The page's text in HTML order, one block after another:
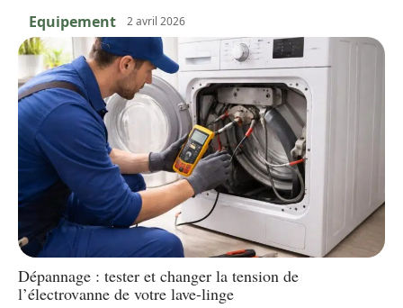
Equipement 2 avril 2026
Dépannage : tester et changer la tension de
l’électrovanne de votre lave-linge